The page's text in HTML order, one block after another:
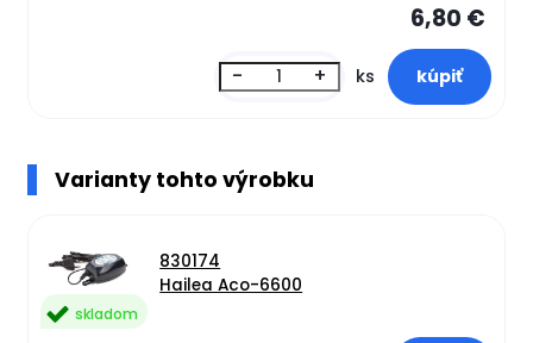
6,80 €
- + ks
Varianty tohto výrobku
830174
Hailea Aco-6600
skladom